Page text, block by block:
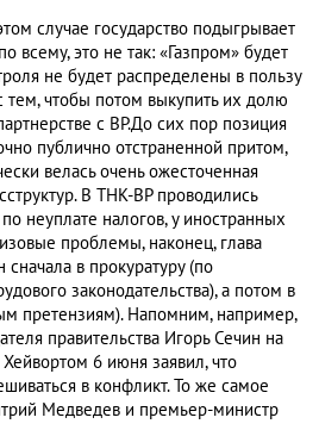
случае государство подыгрывает
всему, это не так: «Газпром» будет
не будет распределены в пользу
тем, чтобы потом выкупить их долю
с BP.До сих пор позиция
публично отстраненной притом,
велась очень ожесточенная
В ТНК-BP проводились
неуплате налогов, у иностранных
проблемы, наконец, глава
в прокуратуру (по
законодательства), а потом в
претензиям). Напомним, например,
правительства Игорь Сечин на
6 июня заявил, что
в конфликт. То же самое
Медведев и премьер-министр